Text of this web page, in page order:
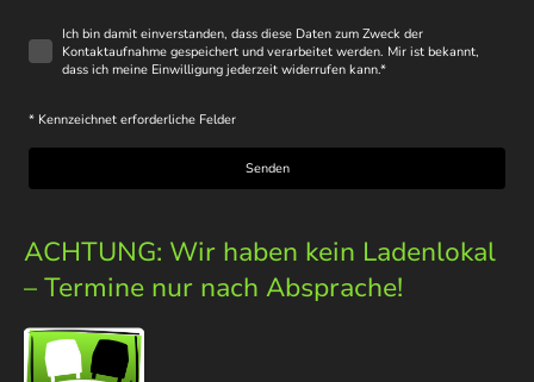
Ich bin damit einverstanden, dass diese Daten zum Zweck der
Kontaktaufnahme gespeichert und verarbeitet werden. Mir ist bekannt,
dass ich meine Einwilligung jederzeit widerrufen kann.*
* Kennzeichnet erforderliche Felder
Senden
ACHTUNG: Wir haben kein Ladenlokal
– Termine nur nach Absprache!